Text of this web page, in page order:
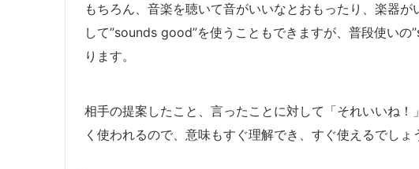
もちろん、音楽を聴いて音がいいなとおもったり、楽器
して”sounds good”を使うこともできますが、普段使い
ります。
相手の提案したこと、言ったことに対して「それいいね
く使われるので、意味もすぐ理解でき、すぐ使えるでしょ